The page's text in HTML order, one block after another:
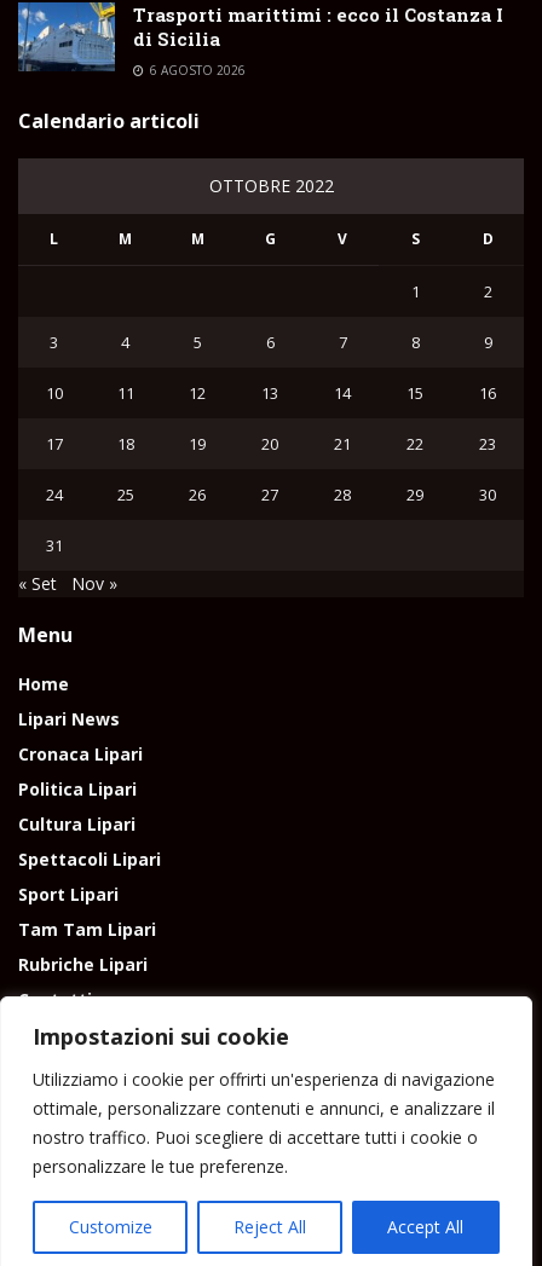
Impostazioni sui cookie
Utilizziamo i cookie per offrirti un'esperienza di navigazione
ottimale, personalizzare contenuti e annunci, e analizzare il
nostro traffico. Puoi scegliere di accettare tutti i cookie o
personalizzare le tue preferenze.
Customize Reject All Accept All
Trasporti marittimi : ecco il Costanza I
di Sicilia
6 AGOSTO 2026
Calendario articoli
OTTOBRE 2022
L M M G V S D
1 2
3 4 5 6 7 8 9
10 11 12 13 14 15 16
17 18 19 20 21 22 23
24 25 26 27 28 29 30
31
« Set Nov »
Menu
Home
Lipari News
Cronaca Lipari
Politica Lipari
Cultura Lipari
Spettacoli Lipari
Sport Lipari
Tam Tam Lipari
Rubriche Lipari
Contatti
Direttore responsabile: Peppe Paino - Eolmedia, via Zinzolo, 20 - 980555 -
Lipari (Me) - Tel. 3924544698 e-mail: giornaledilipari@gmail.com -
peppepaino1@gmail.com Testata registrata al Tribunale di Barcellona